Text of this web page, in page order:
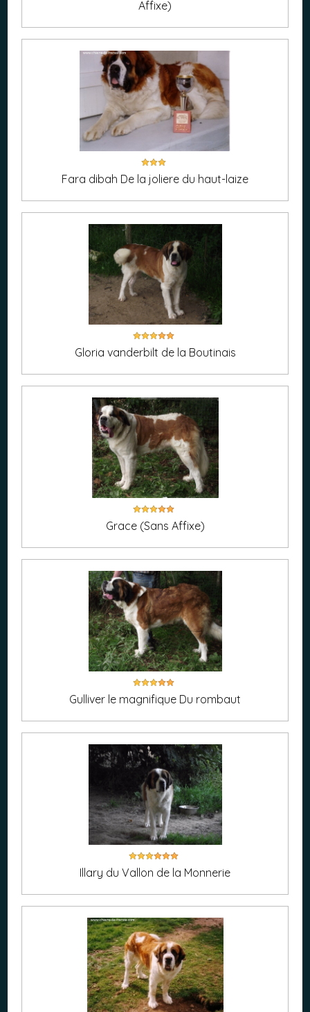
Affixe)
Fara dibah De la joliere du haut-laize
Gloria vanderbilt de la Boutinais
Grace (Sans Affixe)
Gulliver le magnifique Du rombaut
Illary du Vallon de la Monnerie